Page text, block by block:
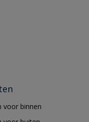
voor binnen